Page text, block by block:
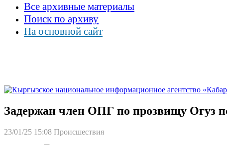
Все архивные материалы
Поиск по архиву
На основной сайт
Задержан член ОПГ по прозвищу Огуз
23/01/25 15:08 Происшествия